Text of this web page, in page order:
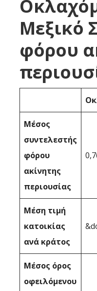
Μεξικό
φόρου
Μέσος
συντελεστής
φόρου
ακίνητης
περιουσίας
Μέση τιμή
κατοικίας
ανά κράτος
Μέσος όρος
οφειλόμενου